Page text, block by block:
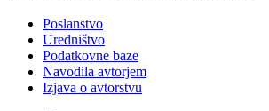
Poslanstvo
Uredništvo
Podatkovne baze
Navodila avtorjem
Izjava o avtorstvu